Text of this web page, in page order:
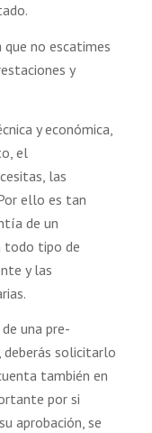
que no escatimes
y
y económica,
el
las
ello es tan
de un
todo tipo de
y las
una pre-
deberás solicitarlo
también en
por si
aprobación, se